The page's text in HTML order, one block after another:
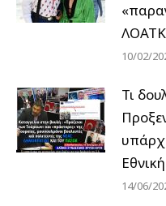
10/02/
Τι
14/06/